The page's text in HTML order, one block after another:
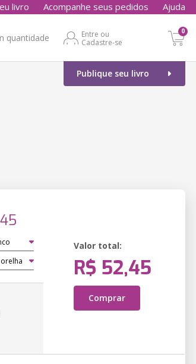
livro Acompanhe seus pedidos Ajuda
quantidade
Entre ou
Cadastre-se
0
Publique seu livro
Valor total:
R$ 52,45
Comprar